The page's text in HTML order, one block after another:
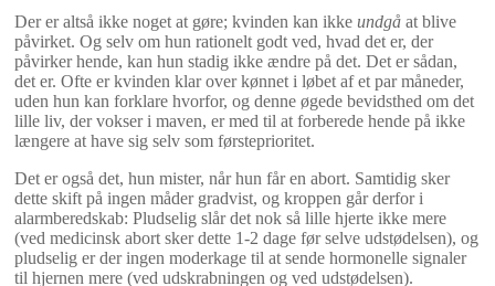
Der er altså ikke noget at gøre; kvinden kan ikke undgå at blive
påvirket. Og selv om hun rationelt godt ved, hvad det er, der
påvirker hende, kan hun stadig ikke ændre på det. Det er sådan,
det er. Ofte er kvinden klar over kønnet i løbet af et par måneder,
uden hun kan forklare hvorfor, og denne øgede bevidsthed om det
lille liv, der vokser i maven, er med til at forberede hende på ikke
længere at have sig selv som førsteprioritet.
Det er også det, hun mister, når hun får en abort. Samtidig sker
dette skift på ingen måder gradvist, og kroppen går derfor i
alarmberedskab: Pludselig slår det nok så lille hjerte ikke mere
(ved medicinsk abort sker dette 1-2 dage før selve udstødelsen), og
pludselig er der ingen moderkage til at sende hormonelle signaler
til hjernen mere (ved udskrabningen og ved udstødelsen).